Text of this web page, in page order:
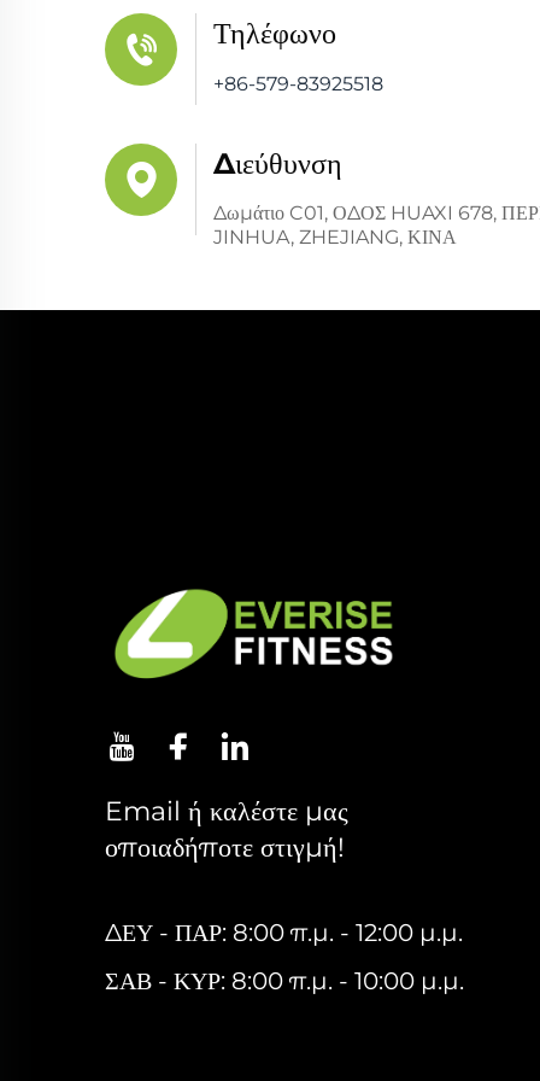
Τηλέφωνο
+86-579-83925518
Διεύθυνση
Δωμάτιο C01, ΟΔΟΣ HUAXI 678,
JINHUA, ZHEJIANG, ΚΙΝΑ
Email ή καλέστε μας
οποιαδήποτε στιγμή!
ΔΕΥ - ΠΑΡ: 8:00 π.μ. - 12:00 μ.μ.
ΣΑΒ - ΚΥΡ: 8:00 π.μ. - 10:00 μ.μ.